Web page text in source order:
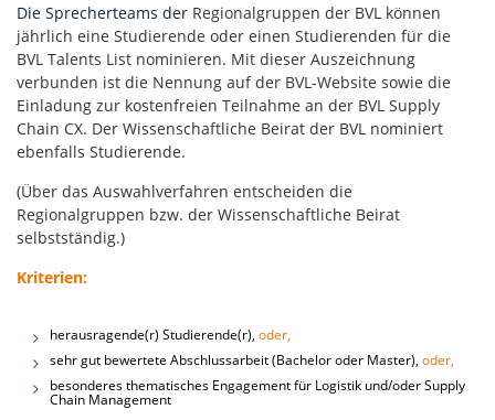
Die Sprecherteams der Regionalgruppen der BVL können
jährlich eine Studierende oder einen Studierenden für die
BVL Talents List nominieren. Mit dieser Auszeichnung
verbunden ist die Nennung auf der BVL-Website sowie die
Einladung zur kostenfreien Teilnahme an der BVL Supply
Chain CX. Der Wissenschaftliche Beirat der BVL nominiert
ebenfalls Studierende.
(Über das Auswahlverfahren entscheiden die
Regionalgruppen bzw. der Wissenschaftliche Beirat
selbstständig.)
Kriterien:
herausragende(r) Studierende(r), oder,
sehr gut bewertete Abschlussarbeit (Bachelor oder Master), oder,
besonderes thematisches Engagement für Logistik und/oder Supply
Chain Management